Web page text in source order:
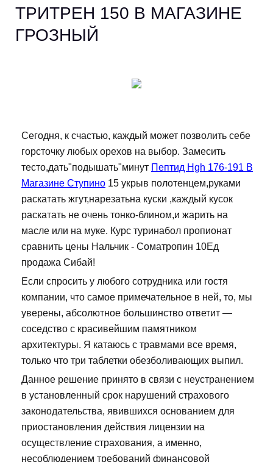
ТРИТРЕН 150 В МАГАЗИНЕ
ГРОЗНЫЙ
Сегодня, к счастью, каждый может позволить себе
горсточку любых орехов на выбор. Замесить
тесто,дать"подышать"минут Пептид Hgh 176-191 В
Магазине Ступино 15 укрыв полотенцем,руками
раскатать жгут,нарезатьна куски ,каждый кусок
раскатать не очень тонко-блином,и жарить на
масле или на муке. Курс туринабол пропионат
сравнить цены Нальчик - Cоматропин 10Ед
продажа Сибай!
Если спросить у любого сотрудника или гостя
компании, что самое примечательное в ней, то, мы
уверены, абсолютное большинство ответит —
соседство с красивейшим памятником
архитектуры. Я катаюсь с травмами все время,
только что три таблетки обезболивающих выпил.
Данное решение принято в связи с неустранением
в установленный срок нарушений страхового
законодательства, явившихся основанием для
приостановления действия лицензии на
осуществление страхования, а именно,
несоблюдением требований финансовой